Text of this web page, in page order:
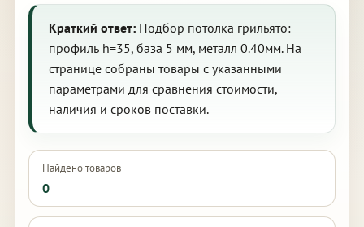
Краткий ответ:Подбор потолка грильято:
профиль h=35, база 5 мм, металл 0.40мм. На
странице собраны товары с указанными
параметрами для сравнения стоимости,
наличия и сроков поставки.
Найдено товаров
0